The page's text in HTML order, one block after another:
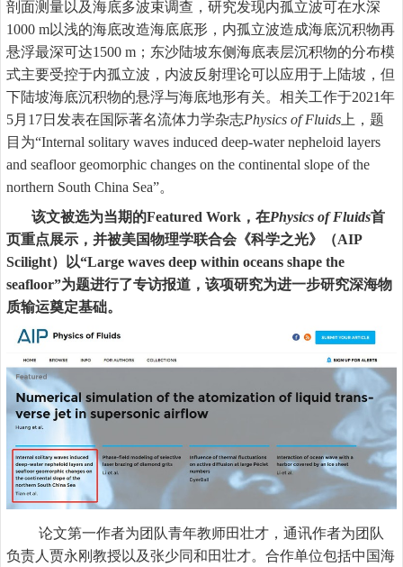
剖面测量以及海底多波束调查，研究发现内孤立波可在水深
1000 m以浅的海底改造海底底形，内孤立波造成海底沉积物再
悬浮最深可达1500 m ；东沙陆坡东侧海底表层沉积物的分布模
式主要受控于内孤立波，内波反射理论可以应用于上陆坡，但
下陆坡海底沉积物的悬浮与海底地形有关。相关工作于2021年
5月 17日发表在国际著名流体力学杂志Physics of Fluids 上，题
目为“Internal solitary waves induced deep-water nepheloid layers
and seafloor geomorphic changes on the continental slope of the
northern South China Sea”。
该文被选为当期的Featured Work ，在Physics of Fluids首
页重点展示，并被美国物理学联合会《科学之光》（AIP
Scilight）以“Large waves deep within oceans shape the
seafloor”为题进行了专访报道，该项研究为进一步研究深海物
质输运奠定基础。
论文第一作者为团队青年教师田壮才，通讯作者为团队
负责人贾永刚教授以及张少同和田壮才。合作单位包括中国海